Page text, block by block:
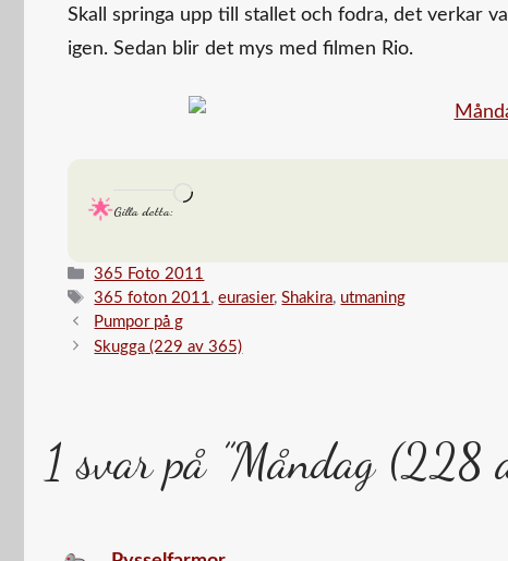
Skall springa upp till stallet och fodra, det verkar
igen. Sedan blir det mys med filmen Rio.
Gilla detta:
Laddar
…
Kategorier
365 Foto 2011
Etiketter
365 foton 2011,eurasier,Shakira, utmaning
Pumpor på g
Skugga (229 av 365)
1 svar på ”Måndag (228